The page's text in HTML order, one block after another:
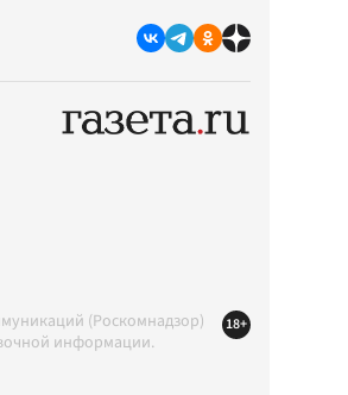
(Роскомнадзор)
информации.
18+